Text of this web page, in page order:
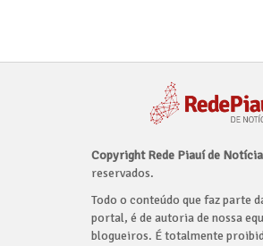
Copyright Rede Piauí de
reservados.
Todo o conteúdo que faz parte
portal, é de autoria de nossa
blogueiros. É totalmente